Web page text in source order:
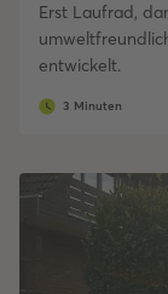
Erst Laufrad,
entwickelt.
3 Minuten